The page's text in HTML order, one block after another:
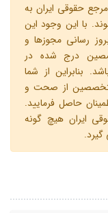
حقوقی ایران به
با این وجود این
رسانی مجوزها و
درج شده در
بنابراین از شما
متخصصین از صحت و
حاصل فرمایید.
ایران هیچ گونه
گیرد.